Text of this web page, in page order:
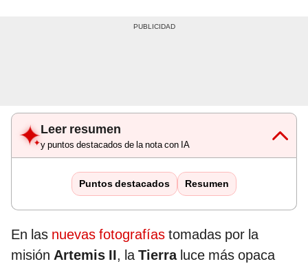
Leer resumen
y puntos destacados de la nota con IA
Puntos destacados Resumen
En las nuevas fotografías tomadas por la
misión Artemis II, laTierra luce más opaca